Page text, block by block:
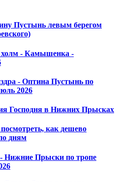
Пустынь левым берегом
холм - Камышенка -
- Оптина Пустынь по
2026
Господня в Нижних Прысках
как дешево
дням
Нижние Прыски по тропе